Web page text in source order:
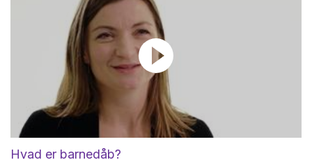
Hvad er barnedåb?